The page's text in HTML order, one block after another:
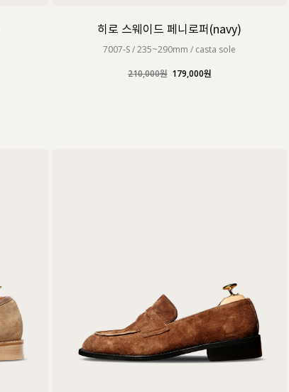
히로 스웨이드 페니로퍼(navy)
7007-S / 235~290mm / casta sole
210,000원 179,000원